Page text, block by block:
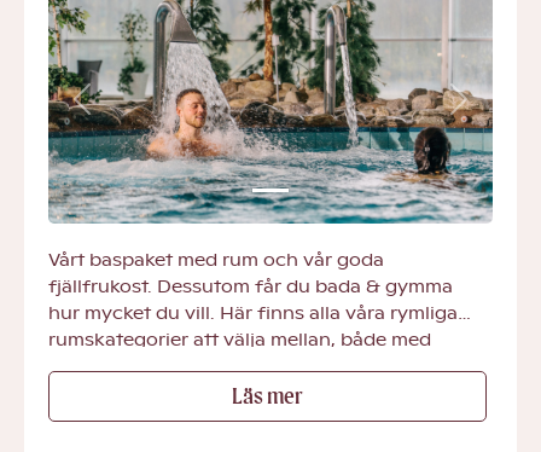
Previous Next
Vårt baspaket med rum och vår goda
fjällfrukost. Dessutom får du bada & gymma
hur mycket du vill. Här finns alla våra rymliga
rumskategorier att välja mellan, både med
utsikt mot byn som mot sjön.
- Aktivitetsbad
Läs mer